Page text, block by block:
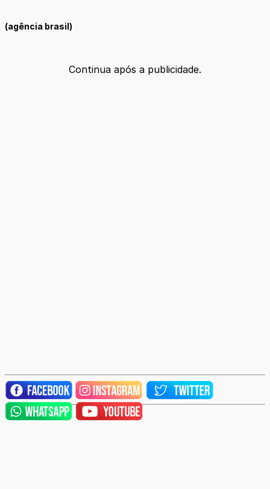
(agência brasil)
Continua após a publicidade.